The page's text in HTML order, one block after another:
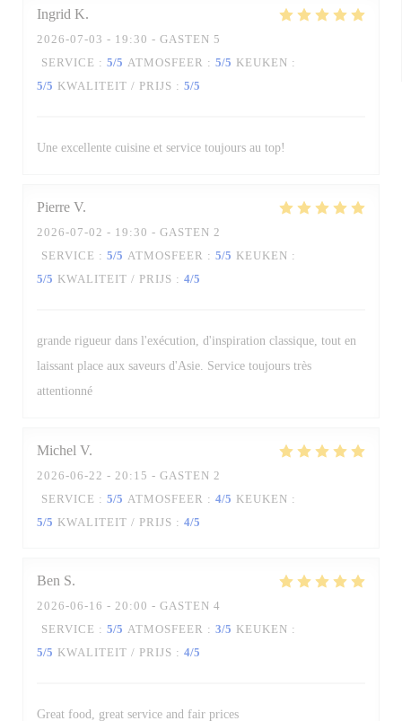
Ingrid K
2026-07-03 - 19:30 - GASTEN 5
SERVICE : 5/5 ATMOSFEER : 5/5 KEUKEN :
5/5 KWALITEIT / PRIJS : 5/5
Une excellente cuisine et service toujours au top!
Pierre V
2026-07-02 - 19:30 - GASTEN 2
SERVICE : 5/5 ATMOSFEER : 5/5 KEUKEN :
5/5 KWALITEIT / PRIJS : 4/5
grande rigueur dans l'exécution, d'inspiration classique, tout en
laissant place aux saveurs d'Asie. Service toujours très
attentionné
Michel V
2026-06-22 - 20:15 - GASTEN 2
SERVICE : 5/5 ATMOSFEER : 4/5 KEUKEN :
5/5 KWALITEIT / PRIJS : 4/5
Ben S
2026-06-16 - 20:00 - GASTEN 4
SERVICE : 5/5 ATMOSFEER : 3/5 KEUKEN :
5/5 KWALITEIT / PRIJS : 4/5
Great food, great service and fair prices